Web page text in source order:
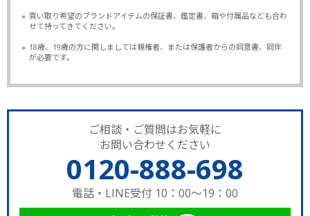
※ 買い取り希望のブランドアイテムの保証書、鑑定書、箱や付属品なども合わ
せて持ってきてください。
※ 18歳、19歳の方に関しましては親権者、または保護者からの同意書、同伴
が必要です。
ご相談・ご質問はお気軽に
お問い合わせください
0120-888-698
電話・LINE受付 10：00～19：00